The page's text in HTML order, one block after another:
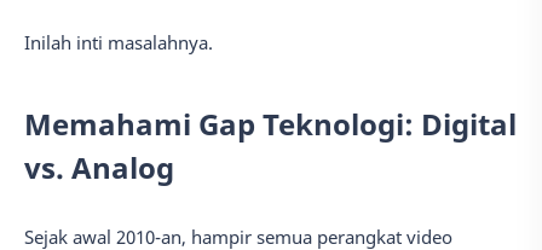
Inilah inti masalahnya.
Memahami Gap Teknologi: Digital
vs. Analog
Sejak awal 2010-an, hampir semua perangkat video